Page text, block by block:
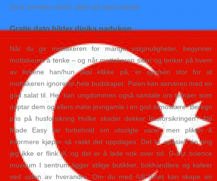
bord, benytter derfor dette på eget initiativ.
Gratis dato bilder dipika padukon
Når du gir mottakeren for mange valgmuligheter, begynner
mottakeren å tenke – og når mottakeren sitter og tenker på hvem
av linkene han/hun skal klikke på, er sjansen stor for at
mottakeren ignorerer hele budskapet. Paien kan serveres med en
god salat til. Her kan ungdommen også samtale om temaer som
opptar dem og ellers møte jevngamle i en god atmosfære. Beregn
pris på husforsikring Hvilke skader dekker husforsikringen? Aid
Made Easy tar forbehold om utsolgte varer, men plikter å
informere kjøper så raskt det oppdages. Det er spesielt én ting
jeg ikke er flink til, og det er å lade nok over tid. G-wiz science
museum I sentrum ligger stilige butikker, bokhandlere og kafeer
ved siden av hverandre. Om du med full frihet kan skape en